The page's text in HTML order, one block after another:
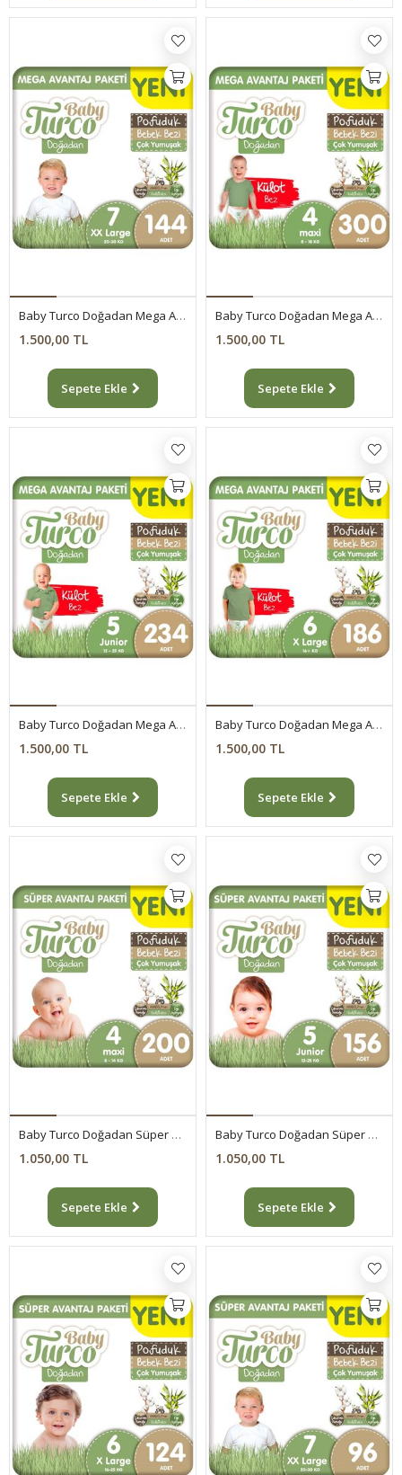
Baby Turco Doğadan Mega Avantaj Paketi Pofuduk Bebek Bezi 7 Numara Xxlarge 144 Adet
1.500,00 TL
Sepete Ekle
Baby Turco Doğadan Mega Avantaj Paketi Pofuduk Külot Bez 4 Numara Maxi 300 Adet
1.500,00 TL
Sepete Ekle
Baby Turco Doğadan Mega Avantaj Paketi Pofuduk Külot Bez 5 Numara Junior 234 Adet
1.500,00 TL
Sepete Ekle
Baby Turco Doğadan Mega Avantaj Paketi Pofuduk Külot Bez 6 Numara Xlarge 186 Adet
1.500,00 TL
Sepete Ekle
Baby Turco Doğadan Süper Avantaj Paketi Pofuduk Bebek Bezi 4 Numara Maxi 200 Adet
1.050,00 TL
Sepete Ekle
Baby Turco Doğadan Süper Avantaj Paketi Pofuduk Bebek Bezi 5 Numara Junior 156 Adet
1.050,00 TL
Sepete Ekle